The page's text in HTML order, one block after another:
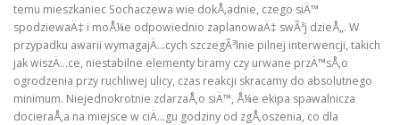
temu mieszkaniec Sochaczewa wie dokÅ‚adnie, czego siÄ™
spodziewaÄ‡ i moÅ¼e odpowiednio zaplanowaÄ‡ swÃ³j dzieÅ„. W
przypadku awarii wymagajÄ…cych szczegÃ³lnie pilnej interwencji, takich
jak wiszÄ…ce, niestabilne elementy bramy czy urwane przÄ™sÅ‚o
ogrodzenia przy ruchliwej ulicy, czas reakcji skracamy do absolutnego
minimum. Niejednokrotnie zdarzaÅ‚o siÄ™, Å¼e ekipa spawalnicza
docieraÅ‚a na miejsce w ciÄ…gu godziny od zgÅ‚oszenia, co dla